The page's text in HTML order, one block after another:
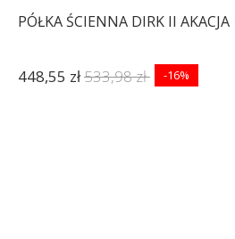
PÓŁKA ŚCIENNA DIRK II AKACJA
448,55 zł533,98 zł -16%